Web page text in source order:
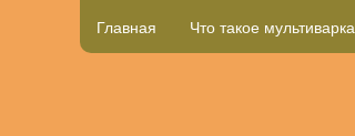
Главная Что такое мультиварка